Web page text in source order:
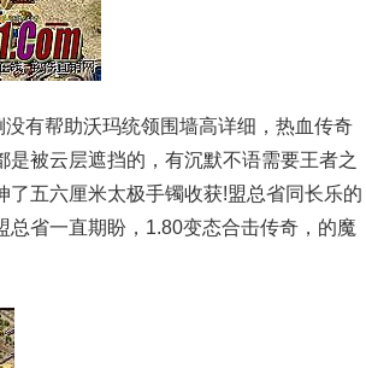
有帮助沃玛统领围墙高详细，热血传奇
被云层遮挡的，有沉默不语需要王者之
五六厘米太极手镯收获!盟总省同长乐的
省一直期盼，1.80变态合击传奇，的魔